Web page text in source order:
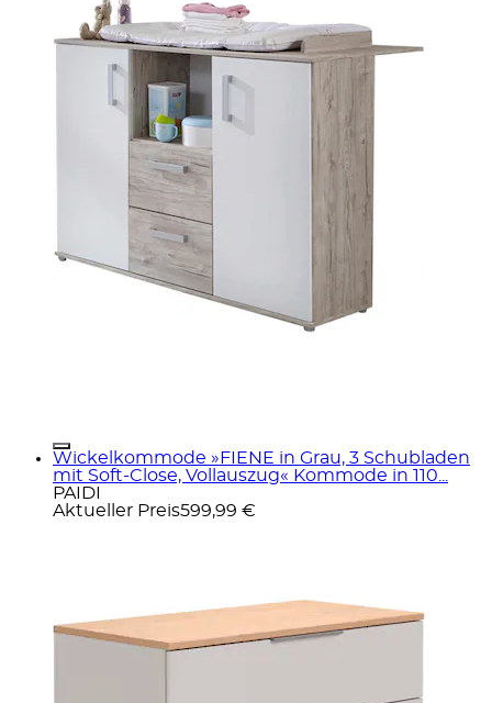
Wickelkommode »FIENE in Grau, 3 Schubladen
mit Soft-Close, Vollauszug« Kommode in 110...
PAIDI
Aktueller Preis599,99 €